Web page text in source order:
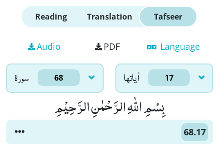
Reading Translation Tafseer
Audio PDF Language
سورۃ 68 اٰياتها 17
بِسْمِ اللّٰهِ الرَّحْمٰنِ الرَّحِیْمِ
68.17